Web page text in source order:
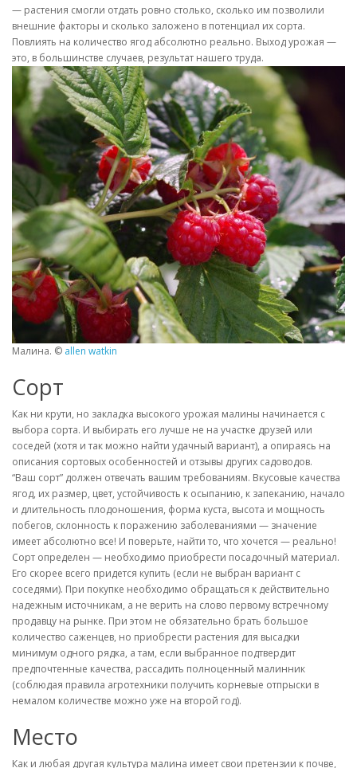
— растения смогли отдать ровно столько, сколько им позволили
внешние факторы и сколько заложено в потенциал их сорта.
Повлиять на количество ягод абсолютно реально. Выход урожая —
это, в большинстве случаев, результат нашего труда.
Малина. © allen watkin
Сорт
Как ни крути, но закладка высокого урожая малины начинается с
выбора сорта. И выбирать его лучше не на участке друзей или
соседей (хотя и так можно найти удачный вариант), а опираясь на
описания сортовых особенностей и отзывы других садоводов.
“Ваш сорт” должен отвечать вашим требованиям. Вкусовые качества
ягод, их размер, цвет, устойчивость к осыпанию, к запеканию, начало
и длительность плодоношения, форма куста, высота и мощность
побегов, склонность к поражению заболеваниями — значение
имеет абсолютно все! И поверьте, найти то, что хочется — реально!
Сорт определен — необходимо приобрести посадочный материал.
Его скорее всего придется купить (если не выбран вариант с
соседями). При покупке необходимо обращаться к действительно
надежным источникам, а не верить на слово первому встречному
продавцу на рынке. При этом не обязательно брать большое
количество саженцев, но приобрести растения для высадки
минимум одного рядка, а там, если выбранное подтвердит
предпочтенные качества, рассадить полноценный малинник
(соблюдая правила агротехники получить корневые отпрыски в
немалом количестве можно уже на второй год).
Место
Как и любая другая культура малина имеет свои претензии к почве,